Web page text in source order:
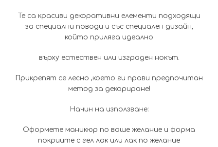
Те са красиви декоративни елементи подходящи
за специални поводи и със специален дизайн,
който приляга идеално
върху естествен или изграден нокът.
Прикрепят се лесно ,което ги прави предпочитан
метод за декориране!
Начин на използване:
Оформете маникюр по ваше желание и форма
покриите с гел лак или лак по желание